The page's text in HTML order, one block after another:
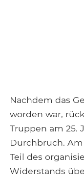
Nachdem das
worden war,
Truppen am 25.
Durchbruch.
Teil des
Widerstands